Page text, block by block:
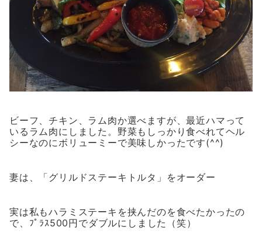
ビーフ、チキン、ラム肉か選べますが、最近ハマって
いるラム肉にしました。野菜もしっかり食べれてヘル
シーなのにボリューミーで美味しかったです(^^)
妻は、「グリルドステーキトルタ」をオーダー
実は私もハラミステーキを挟んだのを食べたかったの
で、ﾌﾟﾗｽ500円でダブルにしました（笑）